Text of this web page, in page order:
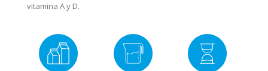
vitamina A y D.